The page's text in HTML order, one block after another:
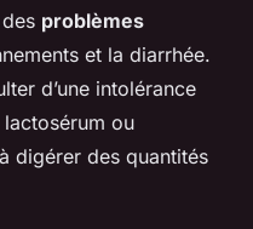
problèmes
et la diarrhée.
d’une intolérance
ou
digérer des quantités